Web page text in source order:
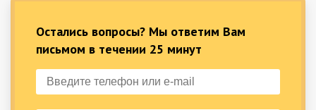
Остались вопросы? Мы ответим Вам
письмом в течении 25 минут